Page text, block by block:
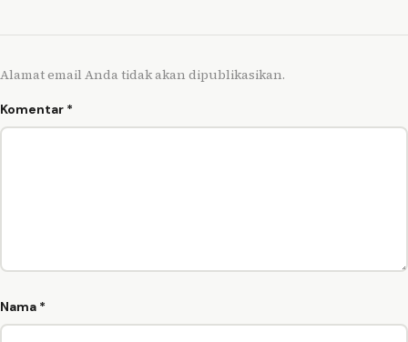
Alamat email Anda tidak akan dipublikasikan.
Komentar *
Nama *